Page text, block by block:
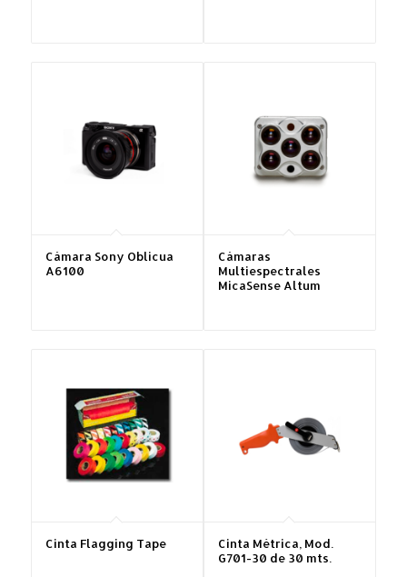
Cámara Sony Oblicua
A6100
Cámaras
Multiespectrales
MicaSense Altum
Cinta Flagging Tape
Cinta Métrica, Mod.
G701-30 de 30 mts.